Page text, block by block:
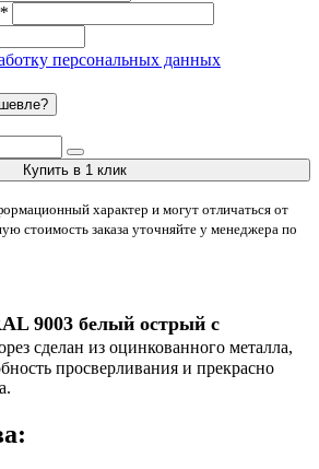
*
персональных данных
Купить в 1 клик
характер и могут отличаться от
стоимость заказа уточняйте у менеджера по
9003 белый острый с
сделан из оцинкованного металла,
просверливания и прекрасно